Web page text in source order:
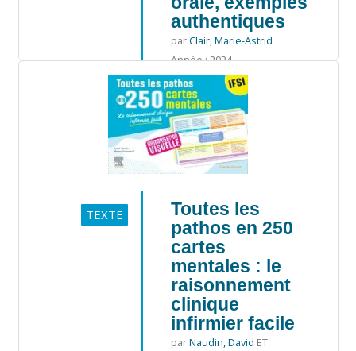
authentiques
parClair, Marie-Astrid
Année : 2024
TEXTE
Toutes les
pathos en 250
cartes
mentales : le
raisonnement
clinique
infirmier facile
parNaudin, David ET